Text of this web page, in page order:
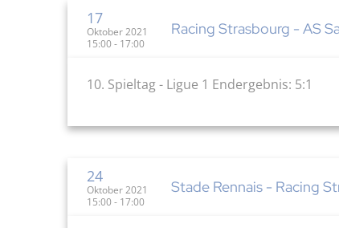
17
Oktober 2021
15:00 - 17:00
Racing Strasbourg - AS
10. Spieltag - Ligue 1 Endergebnis: 5:1
24
Oktober 2021
15:00 - 17:00
Stade Rennais - Racing